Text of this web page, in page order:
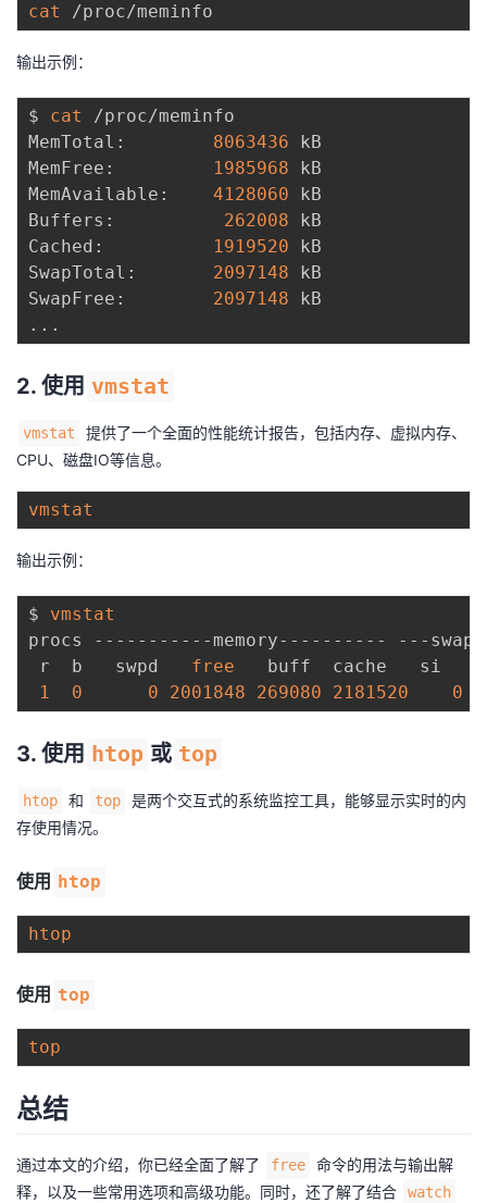
cat
输出示例：
$ cat
/proc/meminfo
MemTotal: 8063436 kB
MemFree:
1985968 kB
MemAvailable: 4128060 kB
Buffers: 262008 kB
Cached:
1919520 kB
SwapTotal: 2097148 kB
SwapFree: 2097148
..
2. 使用 vmstat
vmstat
提供了一个全面的性能统计报告，包括内存、虚拟内存、
CPU、磁盘IO等信息。
vmstat
输出示例：
$ vmstat
procs -----------memory---------- ---
r  b   swpd free
buff  cache   si
1
0 0 2001848 269080 2181520 0
3. 使用 htop 或 top
htop 和 top
是两个交互式的系统监控工具，能够显示实时的内
存使用情况。
使用 htop
htop
使用 top
top
总结
通过本文的介绍，你已经全面了解了 free
命令的用法与输出解
释，以及一些常用选项和高级功能。同时，还了解了结合
watch